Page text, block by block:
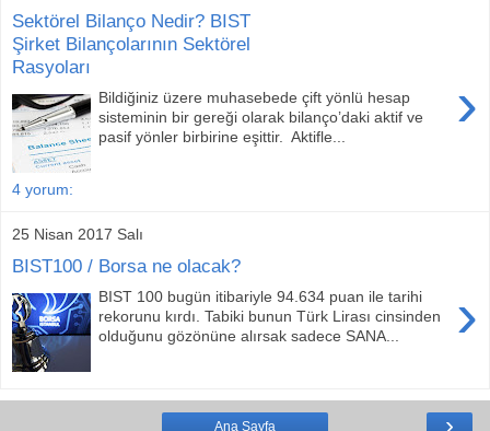
Sektörel Bilanço Nedir? BIST
Şirket Bilançolarının Sektörel
Rasyoları
›
Bildiğiniz üzere muhasebede çift yönlü hesap
sisteminin bir gereği olarak bilanço’daki aktif ve
pasif yönler birbirine eşittir. Aktifle...
4 yorum:
25 Nisan 2017 Salı
BIST100 / Borsa ne olacak?
›
BIST 100 bugün itibariyle 94.634 puan ile tarihi
rekorunu kırdı. Tabiki bunun Türk Lirası cinsinden
olduğunu gözönüne alırsak sadece SANA...
Ana Sayfa